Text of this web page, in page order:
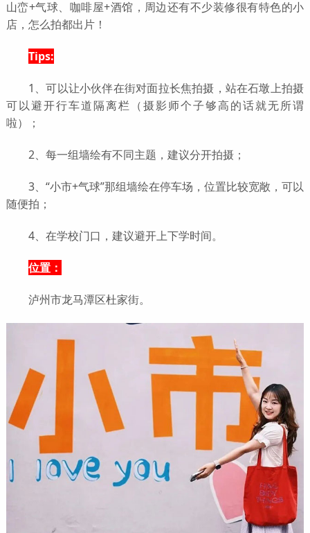
山峦+气球、咖啡屋+酒馆，周边还有不少装修很有特色的小
店，怎么拍都出片！
Tips:
1、可以让小伙伴在街对面拉长焦拍摄，站在石墩上拍摄
可以避开行车道隔离栏（摄影师个子够高的话就无所谓
啦）；
2、每一组墙绘有不同主题，建议分开拍摄；
3、“小市+气球”那组墙绘在停车场，位置比较宽敞，可以
随便拍；
4、在学校门口，建议避开上下学时间。
位置：
泸州市龙马潭区杜家街。